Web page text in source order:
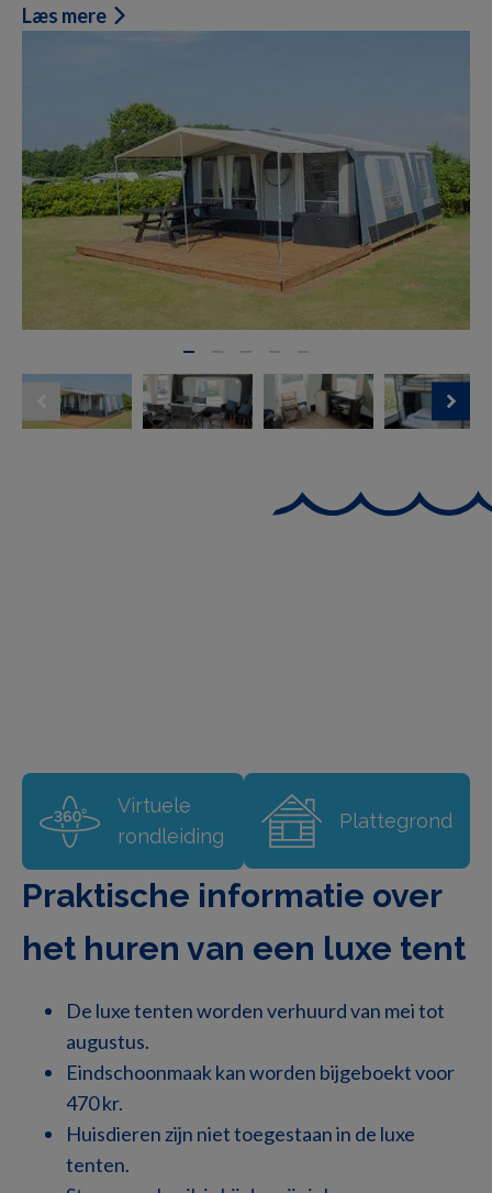
Kamperen in een luxe tent is voor jou als je dicht bij
krijg je echte bedden, een aparte slaapruimte en
keukengerei.
Onze luxe tenten zijn ideaal voor:
Gezinnen met kinderen
Koppels die een glamping-ervaring willen
Weekendverblijf in Zuid-Jutland
Je wordt wakker met vogelgezang en frisse lucht,
maar je kunt ook koffie zetten, eten koel bewaren en
Dit is luxe kamperen in Denemarken op zijn best.
Faciliteiten in de luxe tent:
2 aparte slaapkamers
5 slaapplaatsen met dekbedden en
kussens
Eettafel en zitplaatsen
Kookplaat
Læs mere
Virtuele
rondleiding
Plattegrond
Praktische informatie over
het huren van een luxe tent
De luxe tenten worden verhuurd van mei tot
augustus.
Eindschoonmaak kan worden bijgeboekt voor
470 kr.
Huisdieren zijn niet toegestaan in de luxe
tenten.